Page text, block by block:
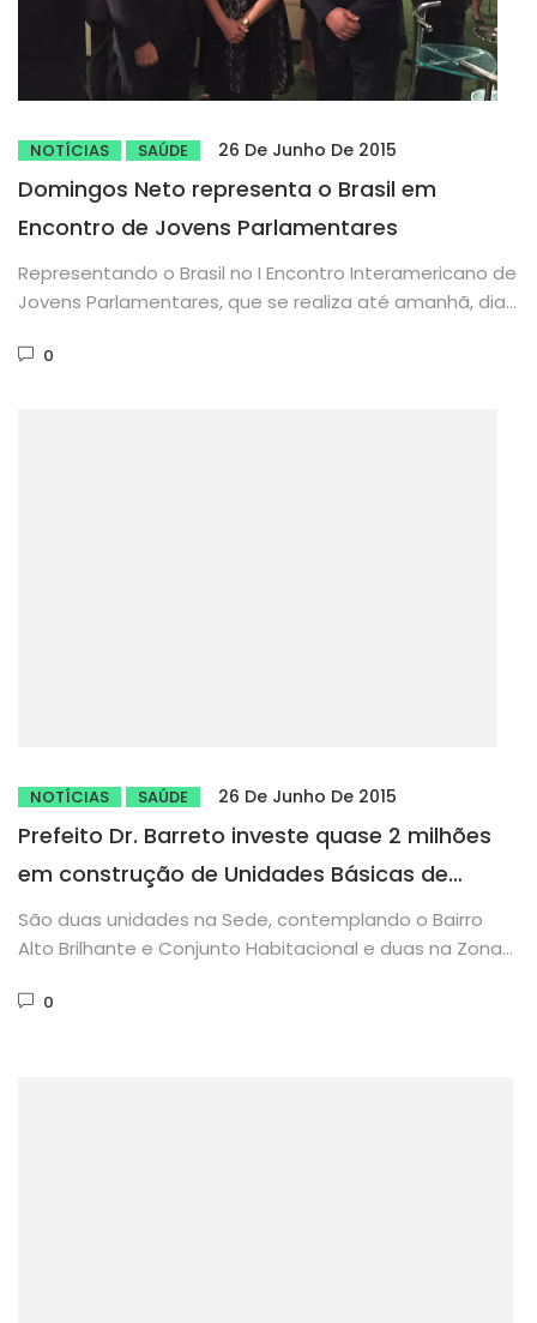
NOTÍCIAS SAÚDE 26 De Junho De 2015
Domingos Neto representa o Brasil em
Encontro de Jovens Parlamentares
Representando o Brasil no I Encontro Interamericano de
Jovens Parlamentares, que se realiza até amanhã, dia
0
NOTÍCIAS SAÚDE 26 De Junho De 2015
Prefeito Dr. Barreto investe quase 2 milhões
em construção de Unidades Básicas de
Saúde
São duas unidades na Sede, contemplando o Bairro
Alto Brilhante e Conjunto Habitacional e duas na Zona
0